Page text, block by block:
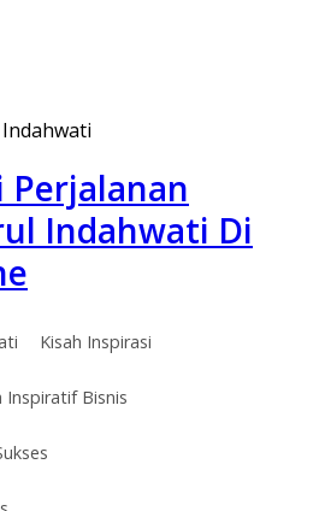
Perjalanan
Indahwati Di
Kisah Inspirasi
Inspiratif Bisnis